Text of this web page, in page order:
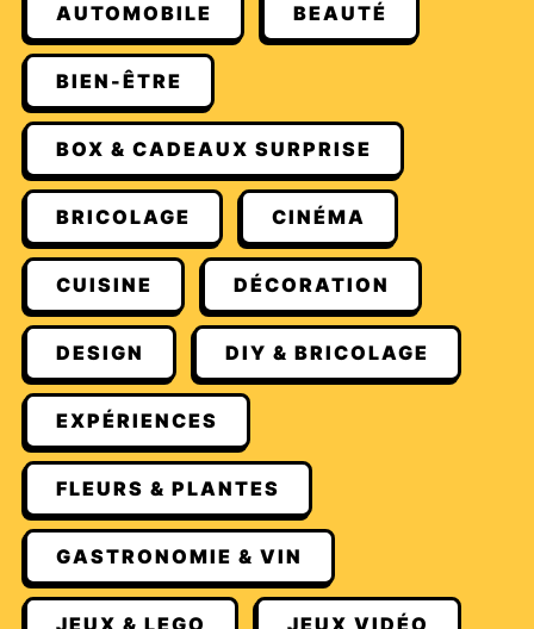
AUTOMOBILE BEAUTÉ
BIEN-ÊTRE
BOX & CADEAUX SURPRISE
BRICOLAGE CINÉMA
CUISINE DÉCORATION
DESIGN DIY & BRICOLAGE
EXPÉRIENCES
FLEURS & PLANTES
GASTRONOMIE & VIN
JEUX & LEGO JEUX VIDÉO